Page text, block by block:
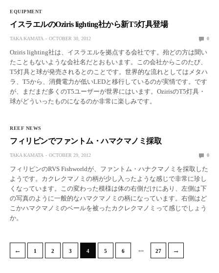
EQUIPMENT
イスラエルのOziris lighting社から新T5灯具登場
TAKA KAMATA OCTOBER 30, 2012 0
Oziris lighting社は、イスラエルを拠点する会社です。殆どの方は聞い
たこともないような会社名だとおもいます。この会社からこのたび、
T5灯具と球が発売されるとのことです。世界的な流れとしてはメタハ
ラ、T5から、消費電力が低いLEDと移行しているのが実情です。です
が、まだまだ多くのT5ユーザーが世界にはいます。OzirisのT5灯具・
球がどういったものになるのか非常に楽しみです。
REEF NEWS
フィリピンでファントム・ハマクマノミ採取
TAKA KAMATA OCTOBER 29, 2012 0
フィリピンのRVS Fishworldが、ファントム・ハナクマノミを採取した
ようです。カクレクマノミの柄が少し入ったような感じで非常に珍し
くなっています。この変わった模様は体の右側だけにあり、左側は下
の写真のように一般的なハマクマノミの柄になっています。右側はど
こかハマクマノミのベールを被ったカクレクマノミって感じでしょう
か。
← 1 2 3 4 5 6 … 27 →